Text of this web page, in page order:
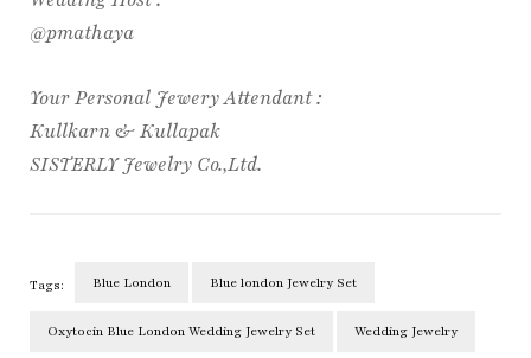
@pmathaya
Your Personal Jewery Attendant :
Kullkarn & Kullapak
SISTERLY Jewelry Co.,Ltd.
Tags: Blue London Blue london Jewelry Set
Oxytocin Blue London Wedding Jewelry Set Wedding Jewelry